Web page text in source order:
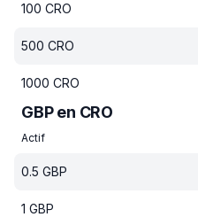
100 CRO
500 CRO
1000 CRO
GBP en CRO
Actif
0.5 GBP
1 GBP